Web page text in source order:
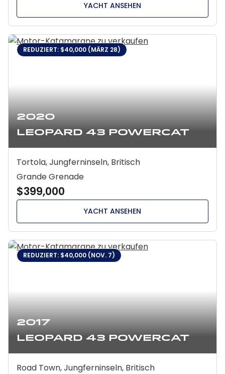
YACHT ANSEHEN
2020
Leopard 43 Powercat
REDUZIERT: $40,000 (MÄRZ 28)
Tortola, Jungferninseln, Britisch
Grande Grenade
$399,000
YACHT ANSEHEN
2017
Leopard 43 Powercat
REDUZIERT: $40,000 (NOV. 7)
Road Town, Jungferninseln, Britisch